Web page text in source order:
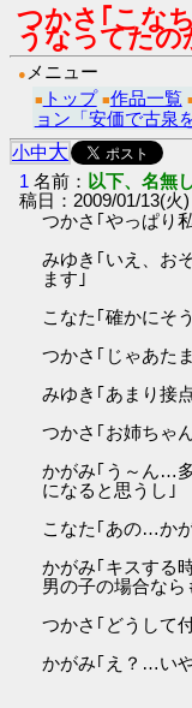
つかさ｢こな
うなってたの
● メニュー
■ トップ ■作品一覧
ョン「安価で古泉
小中大
1 名前： 以下、名無
稿日：2009/01/13(火
つかさ｢やっぱり
みゆき｢いえ、お
ます｣
こなた｢確かにそ
つかさ｢じゃあた
みゆき｢あまり接
つかさ｢お姉ちゃ
かがみ｢う～ん…
になると思うし｣
こなた｢あの…か
かがみ｢キスする
男の子の場合なら
つかさ｢どうして
かがみ｢え？…い